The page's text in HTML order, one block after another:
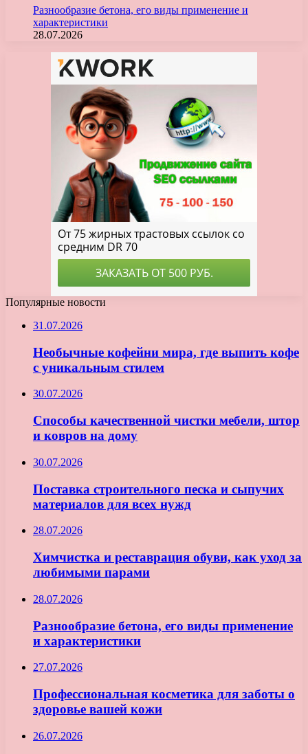
Разнообразие бетона, его виды применение и
характеристики
28.07.2026
Популярные новости
31.07.2026
Необычные кофейни мира, где выпить кофе
с уникальным стилем
30.07.2026
Способы качественной чистки мебели, штор
и ковров на дому
30.07.2026
Поставка строительного песка и сыпучих
материалов для всех нужд
28.07.2026
Химчистка и реставрация обуви, как уход за
любимыми парами
28.07.2026
Разнообразие бетона, его виды применение
и характеристики
27.07.2026
Профессиональная косметика для заботы о
здоровье вашей кожи
26.07.2026